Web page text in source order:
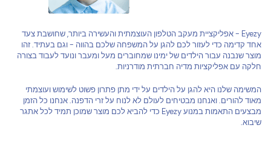
Eyezy - אפליקציית מעקב הטלפון העוצמתית והעשירה ביותר, שחושבת צעד
אחד קדימה כדי לעזור לכם להגן על המשפחה שלכם בהווה - וגם בעתיד. זהו
מוצר שנבנה עבור הילדים של ימינו שמחוברים מעל ומעבר ונועד לעבוד בצורה
חלקה עם אפליקציות מדיה חברתית מודרניות.
המשימה שלנו היא להגן על הילדים על ידי מתן פתרון פשוט לשימוש ועוצמתי
מאוד להורים. ואנחנו מבטיחים לעולם לא לנוח על זרי הדפנה. אנחנו כל הזמן
מבצעים התאמות במנוע Eyezy כדי להביא לכם מוצר שמוכן תמיד לכל אתגר
שיבוא.